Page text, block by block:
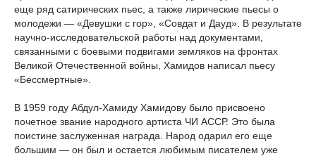
еще ряд сатирических пьес, а также лирические пьесы о
молодежи — «Девушки с гор», «Совдат и Дауд». В результате
научно-исследовательской работы над документами,
связанными с боевыми подвигами земляков на фронтах
Великой Отечественной войны, Хамидов написал пьесу
«Бессмертные».
В 1959 году Абдул-Хамиду Хамидову было присвоено
почетное звание народного артиста ЧИ АССР. Это была
поистине заслуженная награда. Народ одарил его еще
большим — он был и остается любимым писателем уже